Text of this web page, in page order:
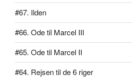
#67. Ilden
#66. Ode til Marcel III
#65. Ode til Marcel II
#64. Rejsen til de 6 riger